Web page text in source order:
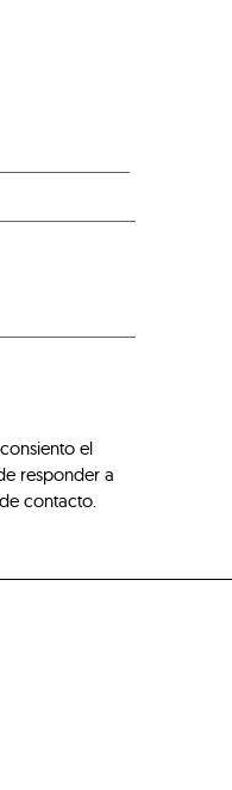
el
responder a
contacto.